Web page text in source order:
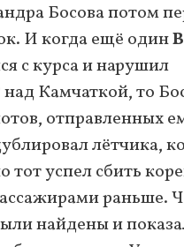
Босова потом
И когда ещё один
с курса и нарушил
Камчаткой, то
отправленных
лётчика,
тот успел сбить
раньше.
найдены и